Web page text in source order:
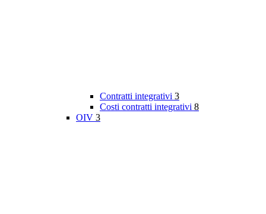
Contratti integrativi 3
Costi contratti integrativi 8
OIV 3